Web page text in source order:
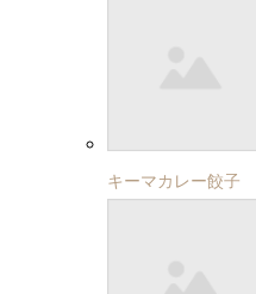
キーマカレー餃子